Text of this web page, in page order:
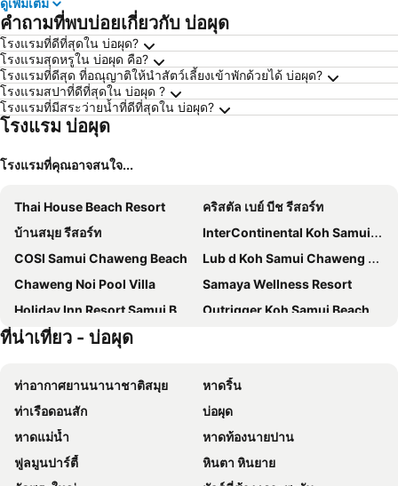
ดูเพิ่มเติม
คำถามที่พบบ่อยเกี่ยวกับ บ่อผุด
โรงแรมที่ดีที่สุดใน บ่อผุด?
โรงแรมสุดหรูใน บ่อผุด คือ?
โรงแรมที่ดีสุด ที่อณุญาติให้นำสัตว์เลี้ยงเข้าพักด้วยได้ บ่อผุด?
โรงแรมสปาที่ดีที่สุดใน บ่อผุด ?
โรงแรมที่มีสระว่ายน้ำที่ดีที่สุดใน บ่อผุด?
โรงแรม บ่อผุด
โรงแรมที่คุณอาจสนใจ...
Thai House Beach Resort
คริสตัล เบย์ บีช รีสอร์ท
บ้านสมุย รีสอร์ท
InterContinental Koh Samui Resort by IHG
COSI Samui Chaweng Beach
Lub d Koh Samui Chaweng Beach
Chaweng Noi Pool Villa
Samaya Wellness Resort
Holiday Inn Resort Samui Bophut Beach By Ihg
Outrigger Koh Samui Beach Resort
Tiki Beach Koh Phangan
White Sand Samui Resort
ฟลอริสท์ รีสอร์ท
Combo Beach Hotel Samui
LOVE beach club Koh Samui
Vannee Golden Sands Beachfront Resort
The Canale Samui Resort
Marine Chaweng Beach Resort
Samui Verticolor
ที่น่าเที่ยว - บ่อผุด
ท่าอากาศยานนานาชาติสมุย
หาดริ้น
ท่าเรือดอนสัก
บ่อผุด
หาดแม่น้ำ
หาดท้องนายปาน
ฟูลมูนปาร์ตี้
หินตา หินยาย